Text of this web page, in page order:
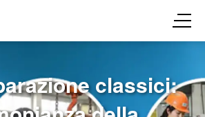
classici: